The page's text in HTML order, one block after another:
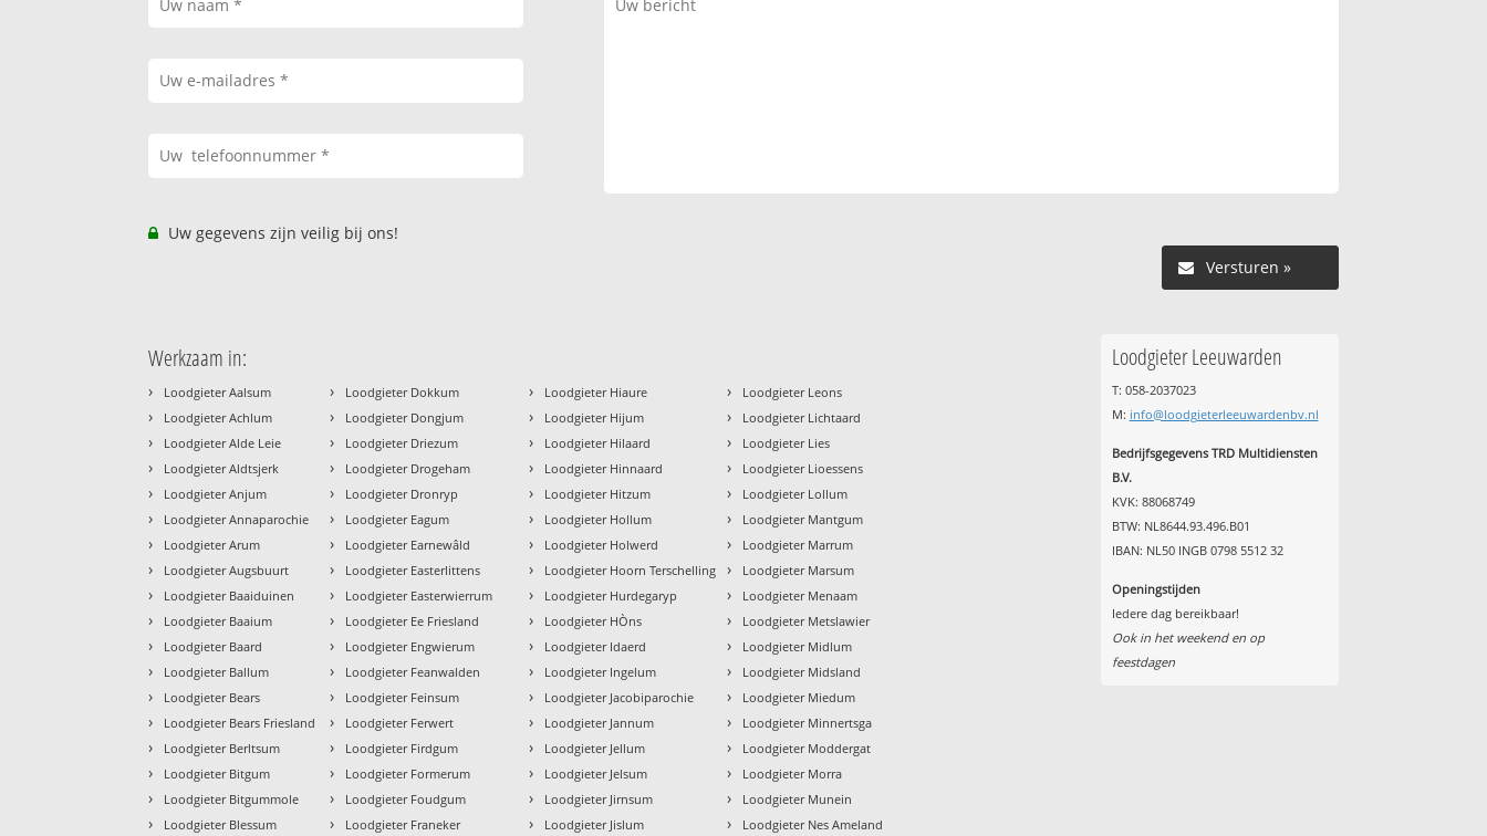
Uw gegevens zijn veilig bij ons!
Versturen »
Werkzaam in:
› Loodgieter Aalsum
› Loodgieter Achlum
› Loodgieter Alde Leie
› Loodgieter Aldtsjerk
› Loodgieter Anjum
› Loodgieter Annaparochie
› Loodgieter Arum
› Loodgieter Augsbuurt
› Loodgieter Baaiduinen
› Loodgieter Baaium
› Loodgieter Baard
› Loodgieter Ballum
› Loodgieter Bears
› Loodgieter Bears Friesland
› Loodgieter Berltsum
› Loodgieter Bitgum
› Loodgieter Bitgummole
› Loodgieter Blessum
› Loodgieter Dokkum
› Loodgieter Dongjum
› Loodgieter Driezum
› Loodgieter Drogeham
› Loodgieter Dronryp
› Loodgieter Eagum
› Loodgieter Earnewâld
› Loodgieter Easterlittens
› Loodgieter Easterwierrum
› Loodgieter Ee Friesland
› Loodgieter Engwierum
› Loodgieter Feanwalden
› Loodgieter Feinsum
› Loodgieter Ferwert
› Loodgieter Firdgum
› Loodgieter Formerum
› Loodgieter Foudgum
› Loodgieter Franeker
› Loodgieter Hiaure
› Loodgieter Hijum
› Loodgieter Hilaard
› Loodgieter Hinnaard
› Loodgieter Hitzum
› Loodgieter Hollum
› Loodgieter Holwerd
› Loodgieter Hoorn Terschelling
› Loodgieter Hurdegaryp
› Loodgieter HÒns
› Loodgieter Idaerd
› Loodgieter Ingelum
› Loodgieter Jacobiparochie
› Loodgieter Jannum
› Loodgieter Jellum
› Loodgieter Jelsum
› Loodgieter Jirnsum
› Loodgieter Jislum
› Loodgieter Leons
› Loodgieter Lichtaard
› Loodgieter Lies
› Loodgieter Lioessens
› Loodgieter Lollum
› Loodgieter Mantgum
› Loodgieter Marrum
› Loodgieter Marsum
› Loodgieter Menaam
› Loodgieter Metslawier
› Loodgieter Midlum
› Loodgieter Midsland
› Loodgieter Miedum
› Loodgieter Minnertsga
› Loodgieter Moddergat
› Loodgieter Morra
› Loodgieter Munein
› Loodgieter Nes Ameland
Loodgieter Leeuwarden
T: 058-2037023
M: info@loodgieterleeuwardenbv.nl
Bedrijfsgegevens TRD Multidiensten
B.V.
KVK: 88068749
BTW: NL8644.93.496.B01
IBAN: NL50 INGB 0798 5512 32
Openingstijden
Iedere dag bereikbaar!
Ook in het weekend en op
feestdagen